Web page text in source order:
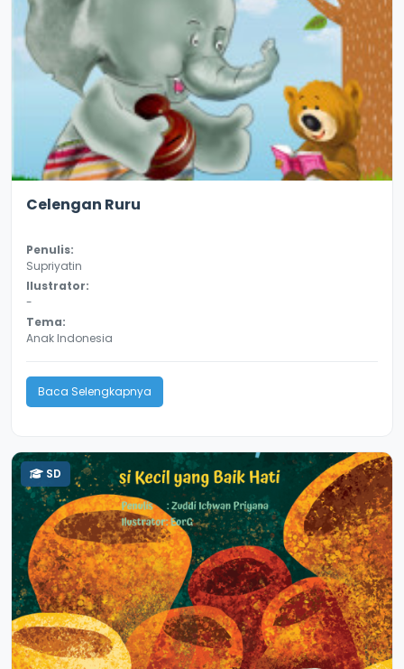
Celengan Ruru
Penulis:
Supriyatin
Ilustrator:
-
Tema:
Anak Indonesia
Baca Selengkapnya
SD